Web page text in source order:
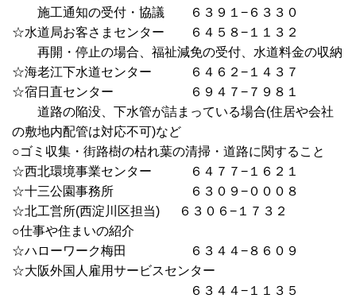
施工通知の受付・協議 ６３９１−６３３０
☆水道局お客さまセンター ６４５８−１１３２
再開・停止の場合、福祉減免の受付、水道料金の収納
☆海老江下水道センター ６４６２−１４３７
☆宿日直センター ６９４７−７９８１
道路の陥没、下水管が詰まっている場合(住居や会社
の敷地内配管は対応不可)など
○ゴミ収集・街路樹の枯れ葉の清掃・道路に関すること
☆西北環境事業センター ６４７７−１６２１
☆十三公園事務所
６３０９−０００８
☆北工営所(西淀川区担当) ６３０ ６−１７３２
○仕事や住まいの紹介
☆ハローワーク梅田 ６３４４−８６０９
☆大阪外国人雇用サービスセンター
６３４４−１１３５